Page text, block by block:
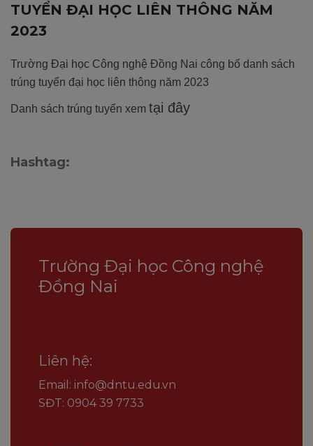
TUYỂN ĐẠI HỌC LIÊN THÔNG NĂM
2023
Trường Đại học Công nghệ Đồng Nai công bố danh sách
trúng tuyển đại học liên thông năm 2023
Danh sách trúng tuyển xem tại đây
Hashtag:
Trường Đại học Công nghệ
Đồng Nai
Liên hệ:
Email: info@dntu.edu.vn
SĐT: 0904 39 7733